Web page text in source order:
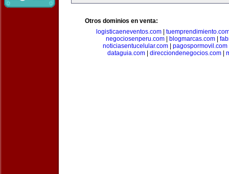
Otros dominios en venta:
logisticaeneventos.com|
negociosenperu.com| blogmarcas.com|
noticiasentucelular.com
pagospormovil.com
dataguia.com| direcciondenegocios.com|